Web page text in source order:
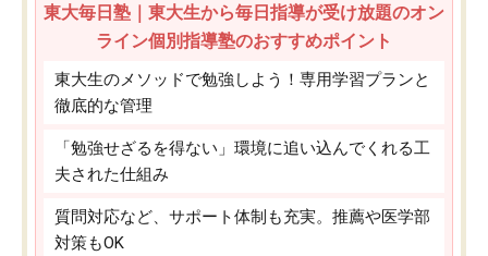
東大毎日塾｜東大生から毎日指導が受け放題のオン
ライン個別指導塾のおすすめポイント
東大生のメソッドで勉強しよう！専用学習プランと
徹底的な管理
「勉強せざるを得ない」環境に追い込んでくれる工
夫された仕組み
質問対応など、サポート体制も充実。推薦や医学部
対策もOK